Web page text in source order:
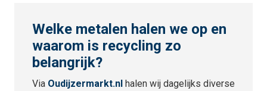
Welke metalen halen we op en
waarom is recycling zo
belangrijk?
Via Oudijzermarkt.nl halen wij dagelijks diverse